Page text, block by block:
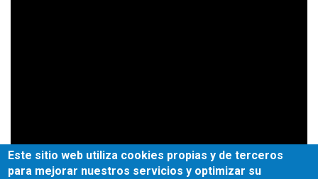
Este sitio web utiliza cookies propias y de terceros
para mejorar nuestros servicios y optimizar su